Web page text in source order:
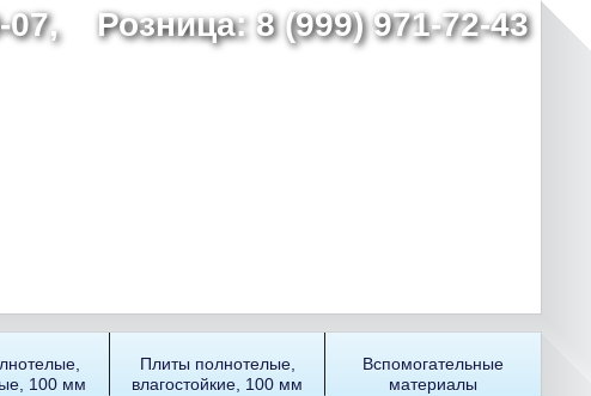
07, Розница: 8 (999) 971-72-43
100 мм
Плиты полнотелые,
влагостойкие, 100 мм
Вспомогательные
материалы